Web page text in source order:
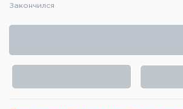
Элементы питания и зарядные
Ремни, патронташи и подсумки
Закончился